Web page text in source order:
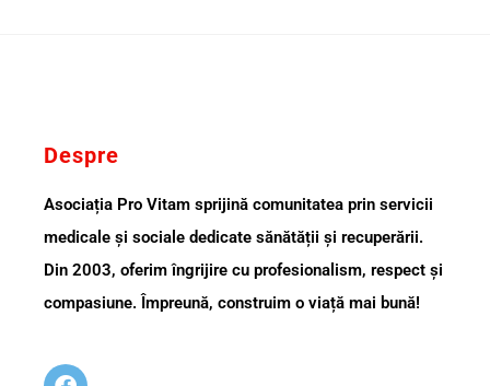
Despre
Asociația Pro Vitam sprijină comunitatea prin servicii
medicale și sociale dedicate sănătății și recuperării.
Din 2003, oferim îngrijire cu profesionalism, respect și
compasiune. Împreună, construim o viață mai bună!